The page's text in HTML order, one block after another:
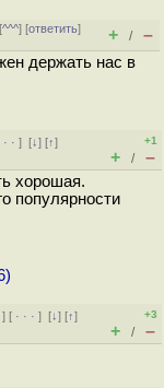
^^^] [ответить]
+ / –
держать нас в
· ·][↓] [↑]
+1
+ / –
хорошая.
популярности
] [ · · ·][↓] [↑]
+3
+ / –